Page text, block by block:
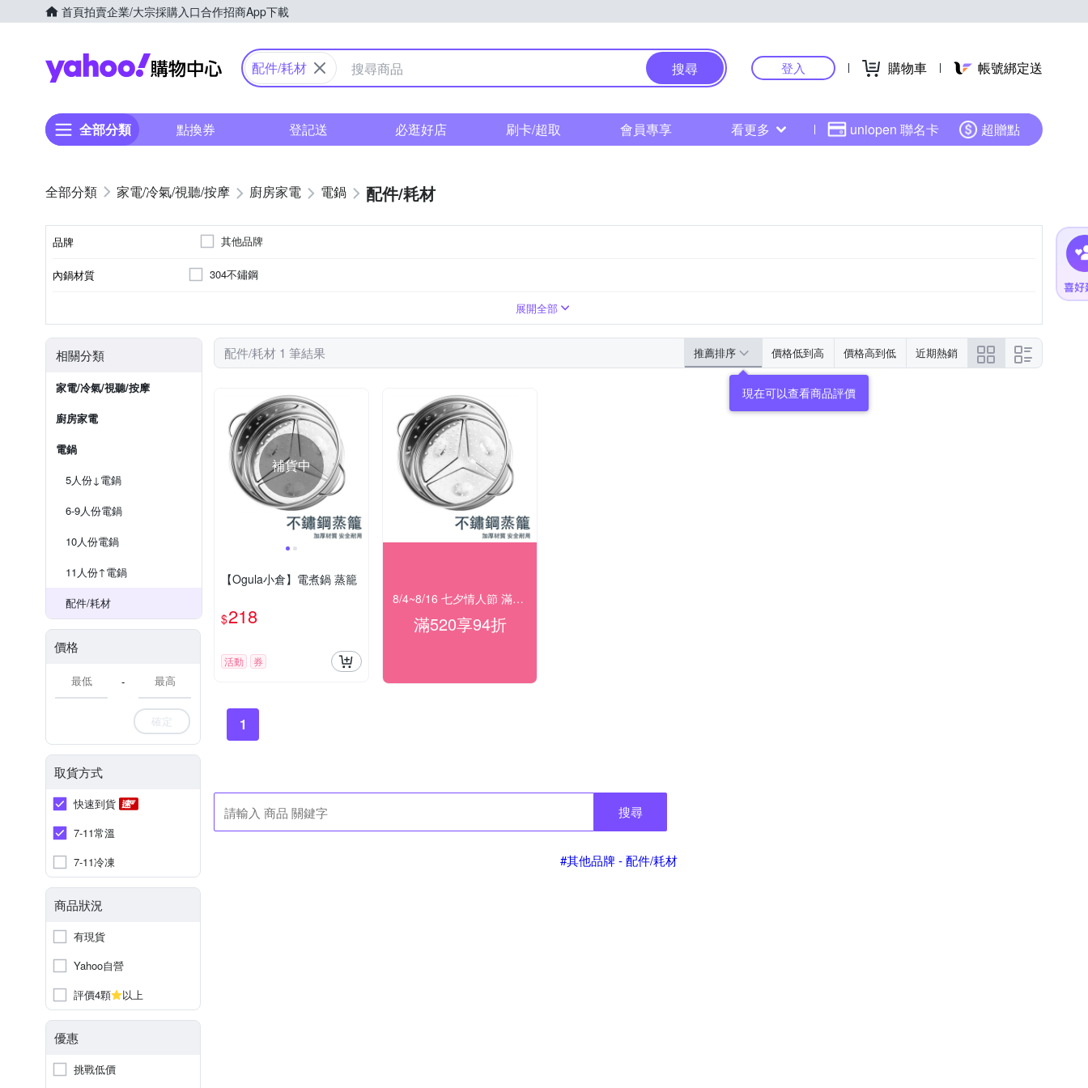
首頁拍賣企業/大宗採購入口合作招商App下載
Yahoo購物中心
配件/耗材 搜尋 登入 購物車 帳號綁定送
全部分類 點換券 登記送 必逛好店 刷卡/超取 會員專享 看更多 uniopen 聯名卡 超贈點
家電/冷氣/視聽/按摩 廚房家電 電鍋 配件/耗材
品牌 其他品牌
內鍋材質 304不鏽鋼
展開全部
相關分類
家電/冷氣/視聽/按摩
廚房家電
電鍋
5人份↓電鍋
6-9人份電鍋
10人份電鍋
11人份↑電鍋
配件/耗材
價格
-
確定
取貨方式
快速到貨
7-11常溫
7-11冷凍
商品狀況
有現貨
Yahoo自營
評價4顆
以上
優惠
挑戰低價
配件/耗材 1 筆結果 推薦排序 價格低到高 價格高到低 近期熱銷
現在可以查看商品評價
補貨中
【Ogula小倉】電煮鍋 蒸籠
$218
活動 券
8/4~8/16 七夕情人節 滿額94折
滿520享94折
1
搜尋
#其他品牌 - 配件/耗材